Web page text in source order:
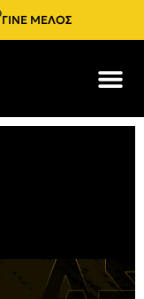
ΓΙΝΕ ΜΕΛΟΣ